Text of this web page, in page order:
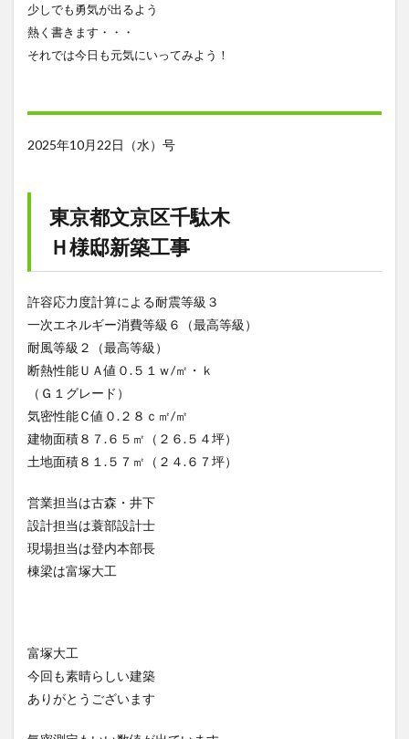
少しでも勇気が出るよう
熱く書きます・・・
それでは今日も元気にいってみよう！
2025年10月22日（水）号
東京都文京区千駄木
Ｈ様邸新築工事
許容応力度計算による耐震等級３
一次エネルギー消費等級６（最高等級）
耐風等級２（最高等級）
断熱性能ＵＡ値０.５１ｗ/㎡・ｋ
（Ｇ１グレード）
気密性能Ｃ値０.２８ｃ㎡/㎡
建物面積８７.６５㎡（２６.５４坪）
土地面積８１.５７㎡（２４.６７坪）
営業担当は古森・井下
設計担当は蓑部設計士
現場担当は登内本部長
棟梁は富塚大工
富塚大工
今回も素晴らしい建築
ありがとうございます